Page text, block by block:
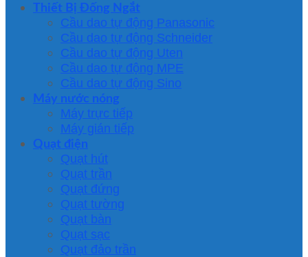
Thiết Bị Đống Ngắt
Cầu dao tự động Panasonic
Cầu dao tự động Schneider
Cầu dao tự động Uten
Cầu dao tự động MPE
Cầu dao tự động Sino
Máy nước nóng
Máy trực tiếp
Máy gián tiếp
Quạt điện
Quạt hút
Quạt trần
Quạt đứng
Quạt tường
Quạt bàn
Quạt sạc
Quạt đảo trần